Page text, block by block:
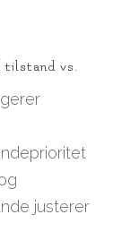
tilstand vs.
justerer